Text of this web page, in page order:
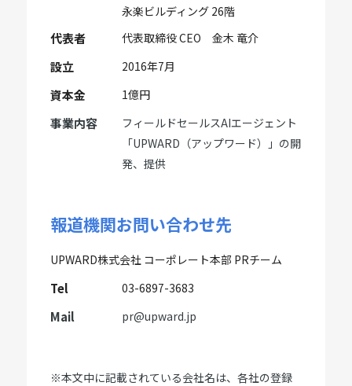
永楽ビルディング 26階
代表者 代表取締役 CEO 金木 竜介
設立 2016年7月
資本金 1億円
事業内容
フィールドセールスAIエージェント
「UPWARD（アップワード）」の開
発、提供
報道機関お問い合わせ先
UPWARD株式会社 コーポレート本部 PRチーム
Tel 03-6897-3683
Mail pr@upward.jp
※本文中に記載されている会社名は、各社の登録